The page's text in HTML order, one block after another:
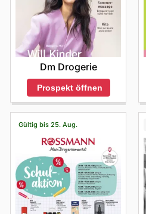
Dm Drogerie
Prospekt öffnen
Gültig bis 25. Aug.